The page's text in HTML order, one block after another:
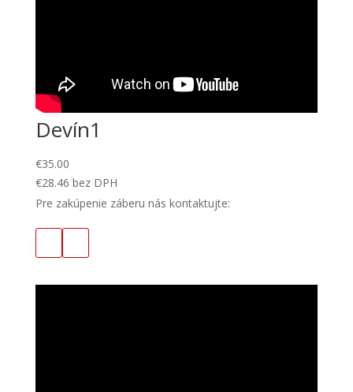
Devín1
€35.00
€28.46 bez DPH
Pre zakúpenie záberu nás kontaktujte: